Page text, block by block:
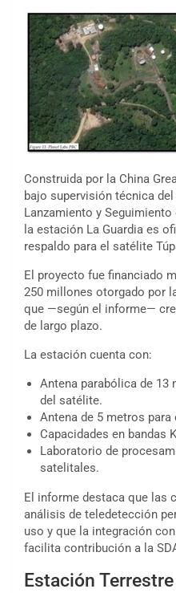
Construida por la China
bajo supervisión técnica
Lanzamiento y Seguimiento
la estación La Guardia es
respaldo para el satélite
El proyecto fue financiado
250 millones otorgado por
que —según el informe—
de largo plazo.
La estación cuenta con:
Antena parabólica de 13
del satélite.
Antena de 5 metros
Capacidades en bandas
Laboratorio de
satelitales.
El informe destaca que las
análisis de teledetección
uso y que la integración
facilita contribución a la
Estación